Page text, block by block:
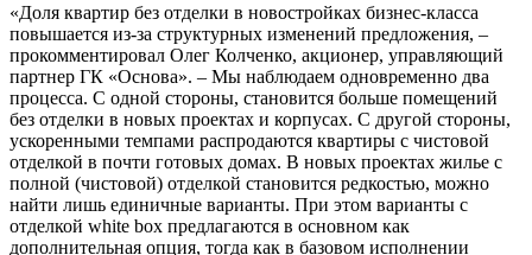
«Доля квартир без отделки в новостройках бизнес-класса
повышается из-за структурных изменений предложения, –
прокомментировал Олег Колченко, акционер, управляющий
партнер ГК «Основа». – Мы наблюдаем одновременно два
процесса. С одной стороны, становится больше помещений
без отделки в новых проектах и корпусах. С другой стороны,
ускоренными темпами распродаются квартиры с чистовой
отделкой в почти готовых домах. В новых проектах жилье с
полной (чистовой) отделкой становится редкостью, можно
найти лишь единичные варианты. При этом варианты с
отделкой white box предлагаются в основном как
дополнительная опция, тогда как в базовом исполнении